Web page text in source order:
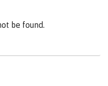
be found.